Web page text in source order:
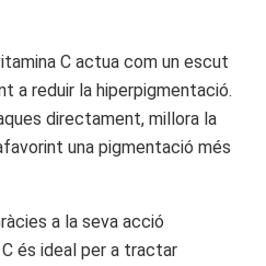
C actua com un escut
a reduir la hiperpigmentació.
directament, millora la
una pigmentació més
a la seva acció
és ideal per a tractar